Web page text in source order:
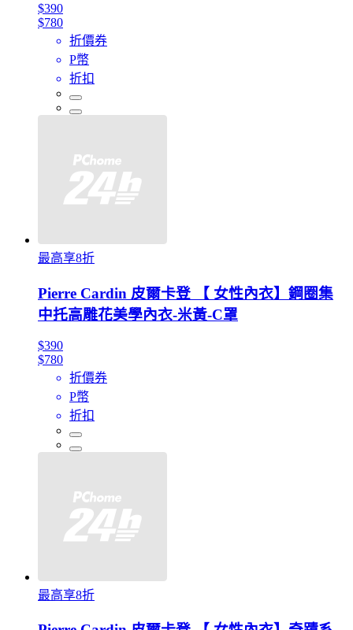
$390
$780
折價券
P幣
折扣
最高享8折
Pierre Cardin 皮爾卡登 【 女性內衣】鋼圈集
中托高雕花美學內衣-米黃-C罩
$390
$780
折價券
P幣
折扣
最高享8折